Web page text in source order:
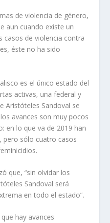
de violencia de género,
aun cuando existe un
casos de violencia contra
éste no ha sido
es el único estado del
activas, una federal y
Aristóteles Sandoval se
avances son muy pocos
en lo que va de 2019 han
pero sólo cuatro casos
que, “sin olvidar los
Sandoval será
en todo el estado”.
hay avances